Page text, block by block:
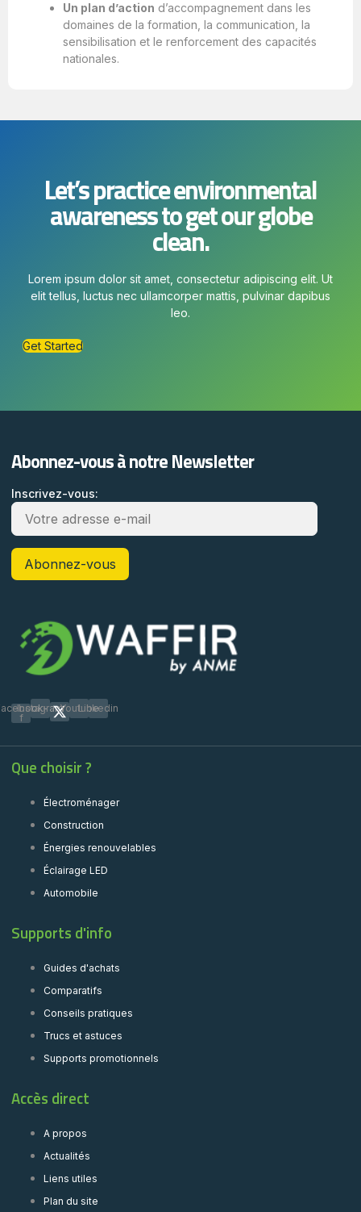
Un plan d’action d’accompagnement dans les
domaines de la formation, la communication, la
sensibilisation et le renforcement des capacités
nationales.
Let’s practice environmental
awareness to get our globe
clean.
Lorem ipsum dolor sit amet, consectetur adipiscing elit. Ut
elit tellus, luctus nec ullamcorper mattis, pulvinar dapibus
leo.
Get Started
Abonnez-vous à notre Newsletter
Inscrivez-vous:
f
InstagramYoutubeLinkedin
Que choisir ?
Électroménager
Construction
Énergies renouvelables
Éclairage LED
Automobile
Supports d'info
Guides d'achats
Comparatifs
Conseils pratiques
Trucs et astuces
Supports promotionnels
Accès direct
A propos
Actualités
Liens utiles
Plan du site